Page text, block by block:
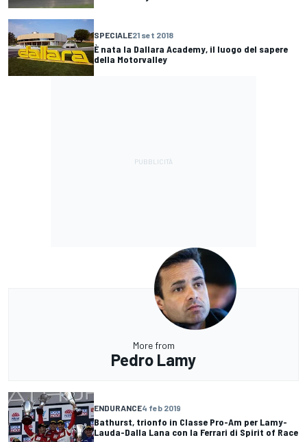
SPECIALE21 set 2018
È nata la Dallara Academy, il luogo del sapere
della Motorvalley
More from
Pedro Lamy
ENDURANCE4 feb 2019
Bathurst, trionfo in Classe Pro-Am per Lamy-
Lauda-Dalla Lana con la Ferrari di Spirit of Race